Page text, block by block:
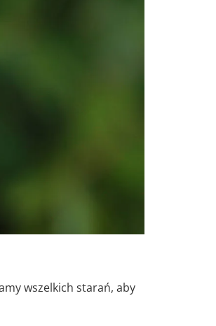
wszelkich starań, aby